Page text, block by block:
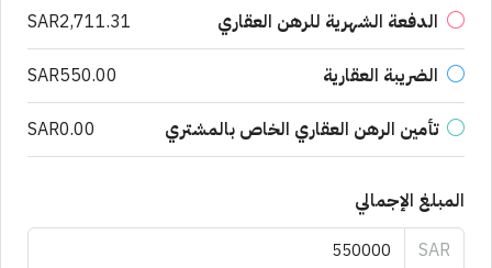
الدفعة الشهرية للرهن العقاري SAR2,711.31
الضريبة العقارية SAR550.00
تأمين الرهن العقاري الخاص بالمشتري SAR0.00
المبلغ الإجمالي
SAR